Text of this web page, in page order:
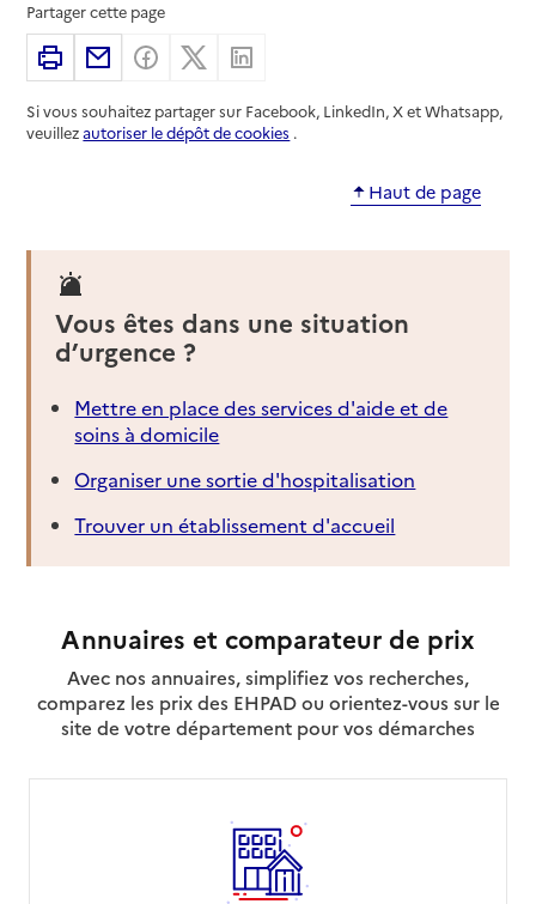
Partager cette page
ImprimerPartager par email
Partager sur Facebook
Partager sur X
Si vous souhaitez partager sur Facebook, LinkedIn, X et Whatsapp,
veuillezautoriser le dépôt de cookies .
Haut de page
Vous êtes dans une situation
d’urgence ?
Mettre en place des services d'aide et de
soins à domicile
Organiser une sortie d'hospitalisation
Trouver un établissement d'accueil
Annuaires et comparateur de prix
Avec nos annuaires, simplifiez vos recherches,
comparez les prix des EHPAD ou orientez-vous sur le
site de votre département pour vos démarches